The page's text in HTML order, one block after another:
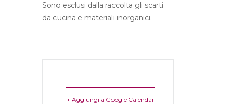
Sono esclusi dalla raccolta gli scarti
da cucina e materiali inorganici.
+ Aggiungi a Google Calendar